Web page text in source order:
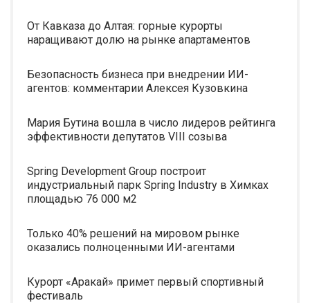
От Кавказа до Алтая: горные курорты
наращивают долю на рынке апартаментов
Безопасность бизнеса при внедрении ИИ-
агентов: комментарии Алексея Кузовкина
Мария Бутина вошла в число лидеров рейтинга
эффективности депутатов VIII созыва
Spring Development Group построит
индустриальный парк Spring Industry в Химках
площадью 76 000 м2
Только 40% решений на мировом рынке
оказались полноценными ИИ-агентами
Курорт «Аракай» примет первый спортивный
фестиваль